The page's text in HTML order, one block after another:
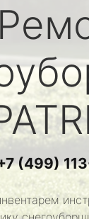
(499)